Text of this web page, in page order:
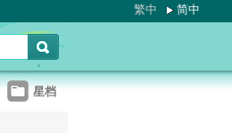
繁中 简中
星档